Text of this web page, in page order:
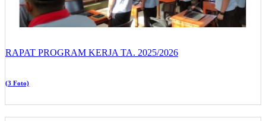
RAPAT PROGRAM KERJA TA. 2025/2026
(3 Foto)